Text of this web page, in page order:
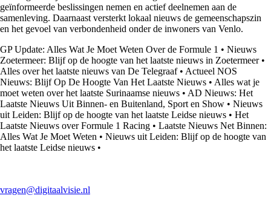
geïnformeerde beslissingen nemen en actief deelnemen aan de
samenleving. Daarnaast versterkt lokaal nieuws de gemeenschapszin
en het gevoel van verbondenheid onder de inwoners van Venlo.
GP Update: Alles Wat Je Moet Weten Over de Formule 1 • Nieuws
Zoetermeer: Blijf op de hoogte van het laatste nieuws in Zoetermeer•
Alles over het laatste nieuws van De Telegraaf• Actueel NOS
Nieuws: Blijf Op De Hoogte Van Het Laatste Nieuws • Alles wat je
moet weten over het laatste Surinaamse nieuws • AD Nieuws: Het
Laatste Nieuws Uit Binnen- en Buitenland, Sport en Show • Nieuws
uit Leiden: Blijf op de hoogte van het laatste Leidse nieuws • Het
Laatste Nieuws over Formule 1 Racing • Laatste Nieuws Net Binnen:
Alles Wat Je Moet Weten • Nieuws uit Leiden: Blijf op de hoogte van
het laatste Leidse nieuws •
vragen@digitaalvisie.nl